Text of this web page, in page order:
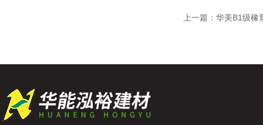
上一篇： 华美B1级橡